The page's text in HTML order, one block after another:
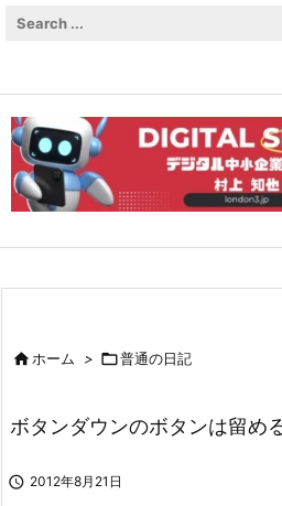
ホーム > 普通の日記
ボタンダウンのボタンは留め
 2012年8月21日